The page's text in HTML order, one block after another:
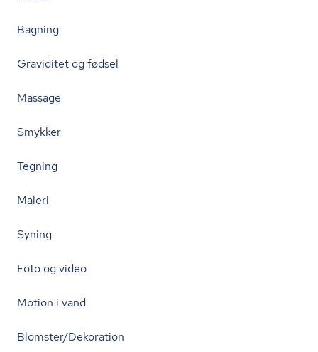
Bagning
Graviditet og fødsel
Massage
Smykker
Tegning
Maleri
Syning
Foto og video
Motion i vand
Blomster/Dekoration